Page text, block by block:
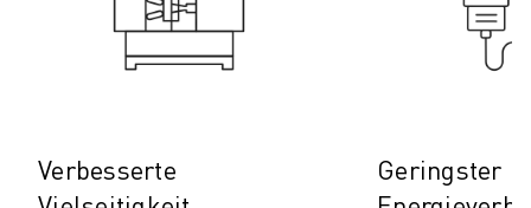
TECHNISCHE FERNUNTERSTÜTZUNG
WIEDERAUFBEREITUNG
DOWNLOAD CENTER » MYFANUC
TRAINING & AUSBILDUNG
Verbesserte
Geringster